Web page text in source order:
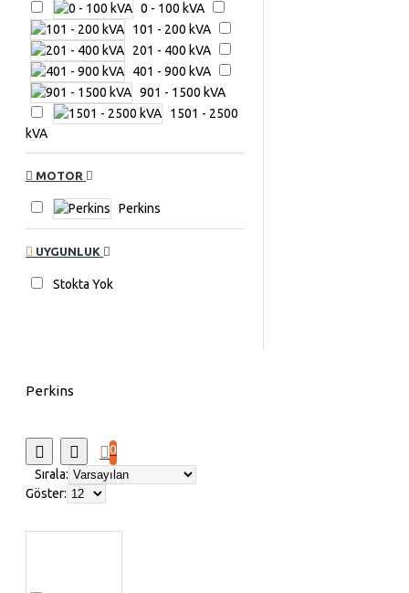
0 - 100 kVA
101 - 200 kVA
201 - 400 kVA
401 - 900 kVA
901 - 1500 kVA
1501 - 2500
kVA
MOTOR
Perkins
UYGUNLUK
Stokta Yok
Perkins
0
Sırala:
Göster: